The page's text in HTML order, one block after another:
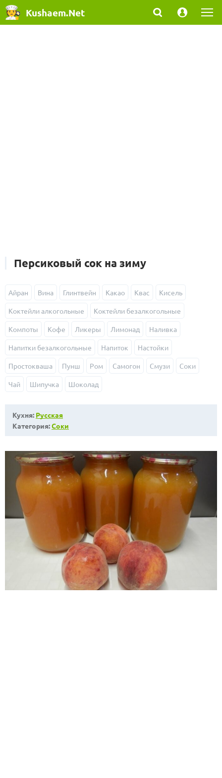
Kushaem.Net
Персиковый сок на зиму
Айран Вина Глинтвейн Какао Квас Кисель
Коктейли алкогольные Коктейли безалкогольные
Компоты Кофе Ликеры Лимонад Наливка
Напитки безалкогольные Напиток Настойки
Простокваша Пунш Ром Самогон Смузи Соки
Чай Шипучка Шоколад
Кухня: Русская
Категория:Соки